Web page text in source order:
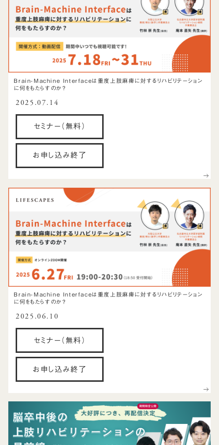
Brain-Machine Interfaceは重度上肢麻痺に対するリハビリテーション
に何をもたらすのか？
2025.07.14
セミナー（無料）
お申し込み終了
Brain-Machine Interfaceは重度上肢麻痺に対するリハビリテーション
に何をもたらすのか？
2025.06.10
セミナー（無料）
お申し込み終了